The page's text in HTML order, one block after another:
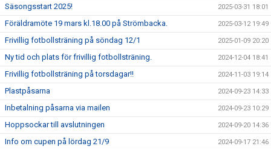
Säsongsstart 2025! 2025-03-31 18:01
Föräldramöte 19 mars kl.18.00 på Strömbacka. 2025-03-12 19:49
Frivillig fotbollsträning på söndag 12/1 2025-01-09 20:20
Ny tid och plats för frivillig fotbollsträning. 2024-12-04 18:41
Frivillig fotbollsträning på torsdagar!! 2024-11-03 19:14
Plastpåsarna 2024-09-23 14:33
Inbetalning påsarna via mailen 2024-09-23 10:29
Hoppsockar till avslutningen 2024-09-20 14:36
Info om cupen på lördag 21/9 2024-09-17 21:46